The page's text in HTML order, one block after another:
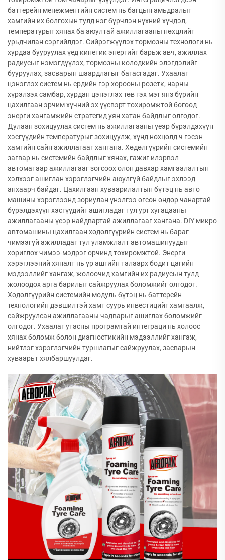
баттерейн менежментийн систем нь багцын амьдралыг
хамгийн их болгохын тулд нэг бүрчлэн нүхний хүчдэл,
температурыг хянах ба аюултай ажиллагааны нөхцлийг
урьдчилан сэргийлдэг. Сийрэгжүүлэх тормозны технологи нь
хурдаа бууруулах үед кинетик энергийг барьж авч, ажиллах
радиусыг нэмэгдүүлэх, тормозны колодкийн элэгдэлийг
бууруулах, засварын шаардлагыг багасгадаг. Ухаалаг
цэнэглэх систем нь ердийн гэр хорооны розетк, нарны
хүрэлзэх самбар, хурдан цэнэглэх төв гэх мэт янз бүрийн
цахилгаан эрчим хүчний эх үүсвэрт тохиромжтой бөгөөд
энерги хангамжийн стратегид уян хатан байдлыг олгодог.
Дулаан зохицуулах систем нь ажиллагааны үеэр бүрэлдэхүүн
хэсгүүдийн температурыг зохицуулж, хүнд нөхцөлд ч гэсэн
хамгийн сайн ажиллагааг хангана. Хөдөлгүүрийн системийн
загвар нь системийн байдлыг хянах, гажиг илэрвэл
автоматаар ажиллагааг зогсоох олон давхар хамгаалалтын
хэлхээг ашиглан хэрэглэгчийн аюулгүй байдлыг эхлээд
анхаарч байдаг. Цахилгаан хуваарилалтын бүтэц нь авто
машины хэрэглээнд зориулан үнэлгээ өгсөн өндөр чанартай
бүрэлдэхүүн хэсгүүдийг ашигладаг тул урт хугацааны
ажиллагааны үеэр найдвартай ажиллагааг хангана. DIY микро
автомашины цахилгаан хөдөлгүүрийн систем нь бараг
чимээгүй ажилладаг тул уламжлалт автомашинуудыг
хориглох чимээ-мэдрэг орчинд тохиромжтой. Энерги
хэрэглээний хяналт нь үр ашгийн талаарх бодит цагийн
мэдээллийг хангаж, жолоочид хамгийн их радиусын тулд
жолоодох арга барилыг сайжруулах боломжийг олгодог.
Хөдөлгүүрийн системийн модуль бүтэц нь баттерейн
технологийн дэвшилтэй хамт суурь инвестицийг хамгаалж,
сайжруулсан ажиллагааны чадварыг ашиглах боломжийг
олгодог. Ухаалаг утасны програмтай интеграци нь холоос
хянах боломж болон диагностикийн мэдээллийг хангаж,
нийтлэг хэрэглэгчийн туршлагыг сайжруулах, засварын
хуваарьт хялбаршуулдаг.